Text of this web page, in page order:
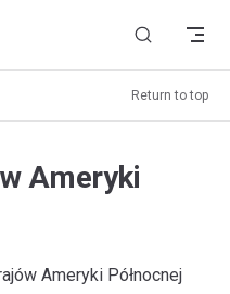
Return to top
Ameryki
Ameryki Północnej